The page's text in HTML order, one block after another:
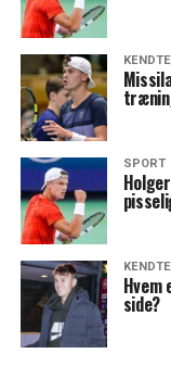
KENDTE
SPORT
KENDTE
Hvem
side?